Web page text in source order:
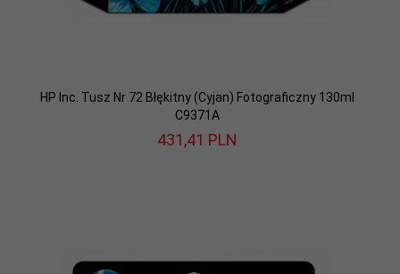
HP Inc. Tusz Nr 72 Błękitny (Cyjan) Fotograficzny 130ml
C9371A
431,41 PLN